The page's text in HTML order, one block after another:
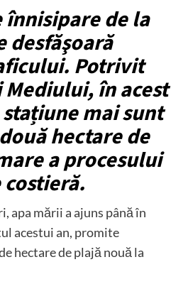
de la
desfăşoară
Potrivit
în acest
mai sunt
hectare de
a procesului
apa mării a ajuns până în
acestui an, promite
hectare de plajă nouă la